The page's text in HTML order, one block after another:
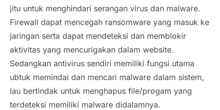
jitu untuk menghindari serangan virus dan malware.
Firewall dapat mencegah ransomware yang masuk ke
jaringan serta dapat mendeteksi dan memblokir
aktivitas yang mencurigakan dalam website.
Sedangkan antivirus sendiri memiliki fungsi utama
ubtuk memindai dan mencari malware dalam sistem,
lau bertindak untuk menghapus file/progam yang
terdeteksi memiliki malware didalamnya.